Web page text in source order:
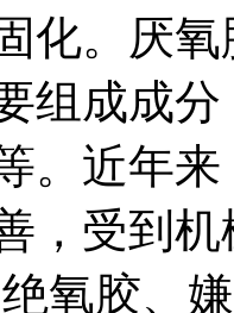
化。厌
组成成
。近年
，受到
绝氧胶、